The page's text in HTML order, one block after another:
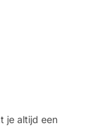
je altijd een